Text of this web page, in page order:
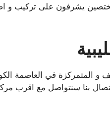
يشرفون على تركيب و
و المتمركزة في العاصمة
بنا سنتواصل مع اقرب